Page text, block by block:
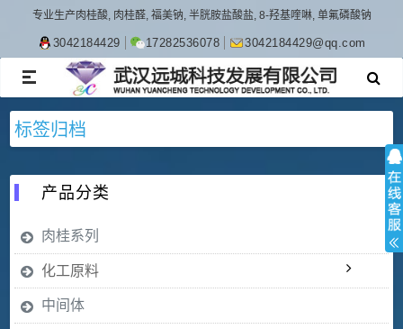
专业生产肉桂酸, 肉桂醛, 福美钠, 半胱胺盐酸盐, 8-羟基喹啉, 单氟磷酸钠
3042184429 17282536078 3042184429@qq.com
TOGGLE
NAVIGATION
标签归档
产品分类
肉桂系列
化工原料
中间体